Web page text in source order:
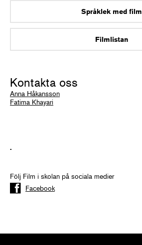
Språklek med film
Filmlistan
Kontakta oss
Anna Håkansson
Fatima Khayari
.
Följ Film i skolan på sociala medier
Facebook